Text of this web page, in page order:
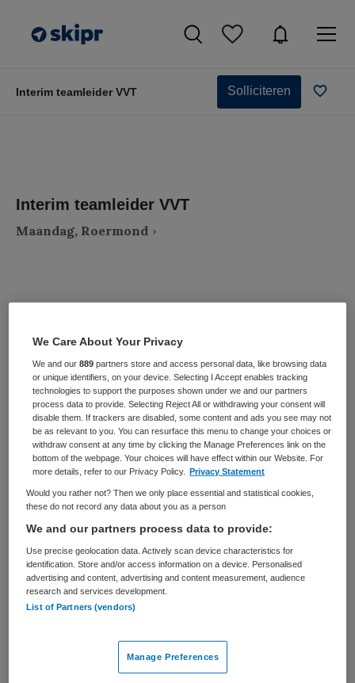
Interim teamleider VVT Solliciteren
Interim teamleider VVT
Maandag, Roermond
Zorgmanagement Teammanager
BRANCHE
Instelling/tehuis
AANSTELLING
Tijdelijk dienstverband
PLAATSINGSDATUM
7 juni 2025
NIVEAU
HBO
ERVARING
Ervaren
DIENSTVERBAND
Niet nader bepaald
Vacature niet beschikbaar
Deze vacature Interim teamleider VVT bij Maandag is niet
meer actueel. Hieronder staan enkele vergelijkbare
vacatures die voor u wellicht interessant zijn.
We Care About Your Privacy
We and our889 partners store and access personal data, like browsing data
or unique identifiers, on your device. Selecting I Accept enables tracking
technologies to support the purposes shown under we and our partners
process data to provide. Selecting Reject All or withdrawing your consent will
disable them. If trackers are disabled, some content and ads you see may not
be as relevant to you. You can resurface this menu to change your choices or
withdraw consent at any time by clicking the Manage Preferences link on the
bottom of the webpage. Your choices will have effect within our Website. For
more details, refer to our Privacy Policy.
Privacy Statement
Would you rather not? Then we only place essential and statistical cookies,
these do not record any data about you as a person
We and our partners process data to provide:
Use precise geolocation data. Actively scan device characteristics for
identification. Store and/or access information on a device. Personalised
advertising and content, advertising and content measurement, audience
research and services development.
List of Partners (vendors)
Manage Preferences